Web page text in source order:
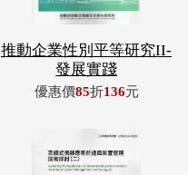
推動企業性別平等研究II-
發展實踐
優惠價85折136元